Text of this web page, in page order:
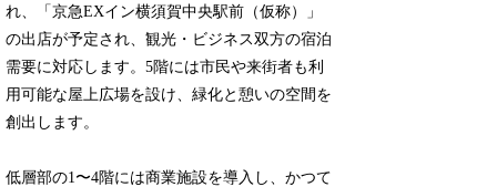
れ、「京急EXイン横須賀中央駅前（仮称）」
の出店が予定され、観光・ビジネス双方の宿泊
需要に対応します。5階には市民や来街者も利
用可能な屋上広場を設け、緑化と憩いの空間を
創出します。
低層部の1〜4階には商業施設を導入し、かつて